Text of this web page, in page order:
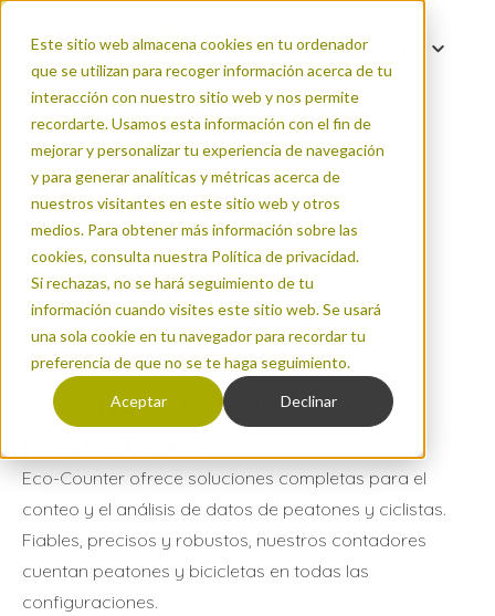
Este sitio web almacena cookies en tu ordenador
que se utilizan para recoger información acerca de tu
interacción con nuestro sitio web y nos permite
recordarte. Usamos esta información con el fin de
mejorar y personalizar tu experiencia de navegación
y para generar analíticas y métricas acerca de
nuestros visitantes en este sitio web y otros
medios. Para obtener más información sobre las
cookies, consulta nuestra Política de privacidad.
Si rechazas, no se hará seguimiento de tu
información cuando visites este sitio web. Se usará
una sola cookie en tu navegador para recordar tu
preferencia de que no se te haga seguimiento.
Aceptar Declinar
Inicio
Soluciones
Soluciones de contadores
Tecnologías de los
Eco-Counter ofrece soluciones completas para el
conteo y el análisis de datos de peatones y ciclistas.
Fiables, precisos y robustos, nuestros contadores
cuentan peatones y bicicletas en todas las
configuraciones.
0 filtros activos
Tipo de usuario
Ciclistas
Peatones
Scooters
Coches
Camiones
Autobús
Furgonetas
Motos